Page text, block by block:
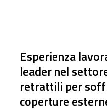
Esperienza
leader nel
retrattili per
coperture